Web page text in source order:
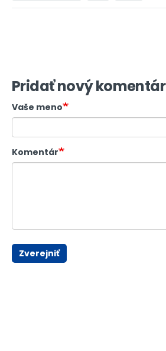
Pridať nový komentár
Vaše meno
Komentár
Zverejniť